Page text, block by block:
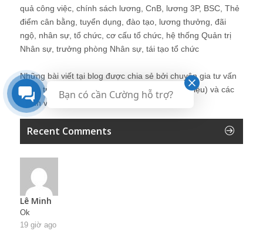
quả công việc, chính sách lương, CnB, lương 3P, BSC, Thẻ
điểm cân bằng, tuyển dụng, đào tạo, lương thưởng, đãi
ngộ, nhân sự, tổ chức, cơ cấu tổ chức, hệ thống Quản trị
Nhân sự, trưởng phòng Nhân sự, tái tạo tổ chức
Những bài viết tại blog được chia sẻ bởi chuyên gia tư vấn
Quản trị Nhân sự Nguyễn Hùng Cường (giới thiệu) và các
thành viên khác trong cộng đồng Nhân sự.
Recent Comments
Lê Minh
Ok
19 giờ ago
Bạn có cần Cường hỗ trợ?